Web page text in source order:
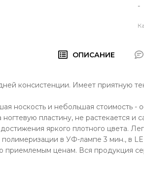
-
ОПИСАНИЕ
консистенции. Имеет приятную
носкость и небольшая стоимость -
пластину, не растекается
яркого плотного цвета.
в УФ-лампе 3 мин., в
приемлемым ценам. Вся продукция